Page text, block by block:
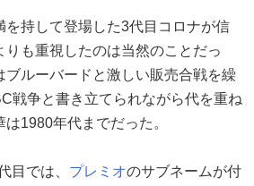
を持して登場した3代目コロナが信
りも重視したのは当然のことだっ
ブルーバードと激しい販売合戦を繰
戦争と書き立てられながら代を重ね
1980年代までだった。
目では、 プレミオのサブネームが付